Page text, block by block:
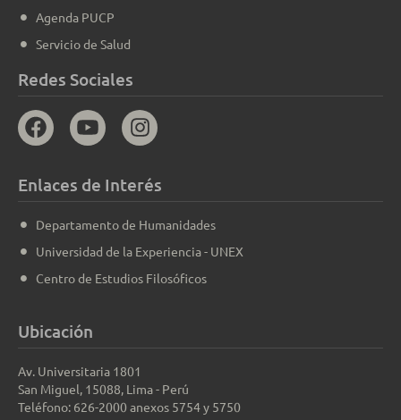
Agenda PUCP
Servicio de Salud
Redes Sociales
Enlaces de Interés
Departamento de Humanidades
Universidad de la Experiencia - UNEX
Centro de Estudios Filosóficos
Ubicación
Av. Universitaria 1801
San Miguel, 15088, Lima - Perú
Teléfono: 626-2000 anexos 5754 y 5750